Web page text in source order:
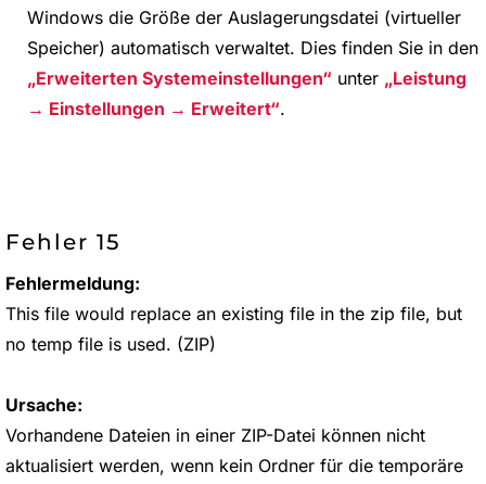
Windows die Größe der Auslagerungsdatei (virtueller
Speicher) automatisch verwaltet. Dies finden Sie in den
Erweiterten Systemeinstellungen
unter
Leistung
→ Einstellungen → Erweitert .
Fehler 15
Fehlermeldung:
This file would replace an existing file in the zip file, but
no temp file is used. (ZIP)
Ursache:
Vorhandene Dateien in einer ZIP-Datei können nicht
aktualisiert werden, wenn kein Ordner für die temporäre